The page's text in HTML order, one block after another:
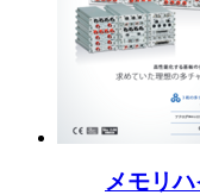
メモリ